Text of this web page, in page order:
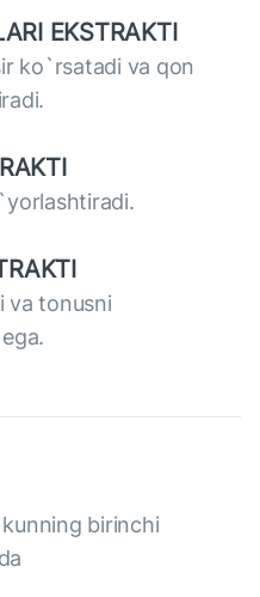
EKSTRAKTI
ko`rsatadi va qon
va tonusni
birinchi